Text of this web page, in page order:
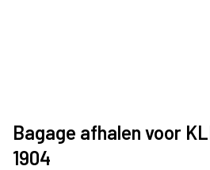
Bagage afhalen voor
1904